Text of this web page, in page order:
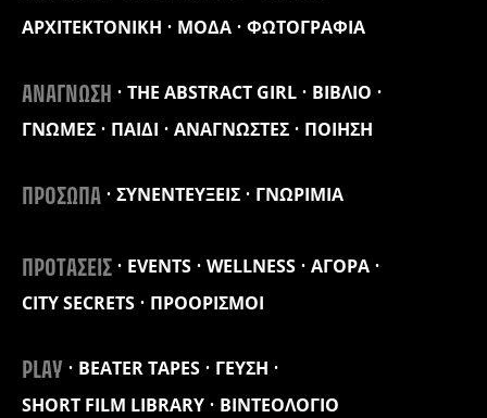
ΑΡΧΙΤΕΚΤΟΝΙΚΗ
ΜΟΔΑ ΦΩΤΟΓΡΑΦΙΑ
ΑΝΑΓΝΩΣΗ THE ABSTRACT GIRL
ΒΙΒΛΙΟ
ΓΝΩΜΕΣ
ΠΑΙΔΙ ΑΝΑΓΝΩΣΤΕΣ ΠΟΙΗΣΗ
ΠΡΟΣΩΠΑ ΣΥΝΕΝΤΕΥΞΕΙΣ ΓΝΩΡΙΜΙΑ
ΠΡΟΤΑΣΕΙΣ EVENTS WELLNESS
ΑΓΟΡΑ
CITY SECRETS
ΠΡΟΟΡΙΣΜΟΙ
PLAY BEATER TAPES
ΓΕΥΣΗ
SHORT FILM LIBRARY
ΒΙΝΤΕΟΛΟΓΙΟ